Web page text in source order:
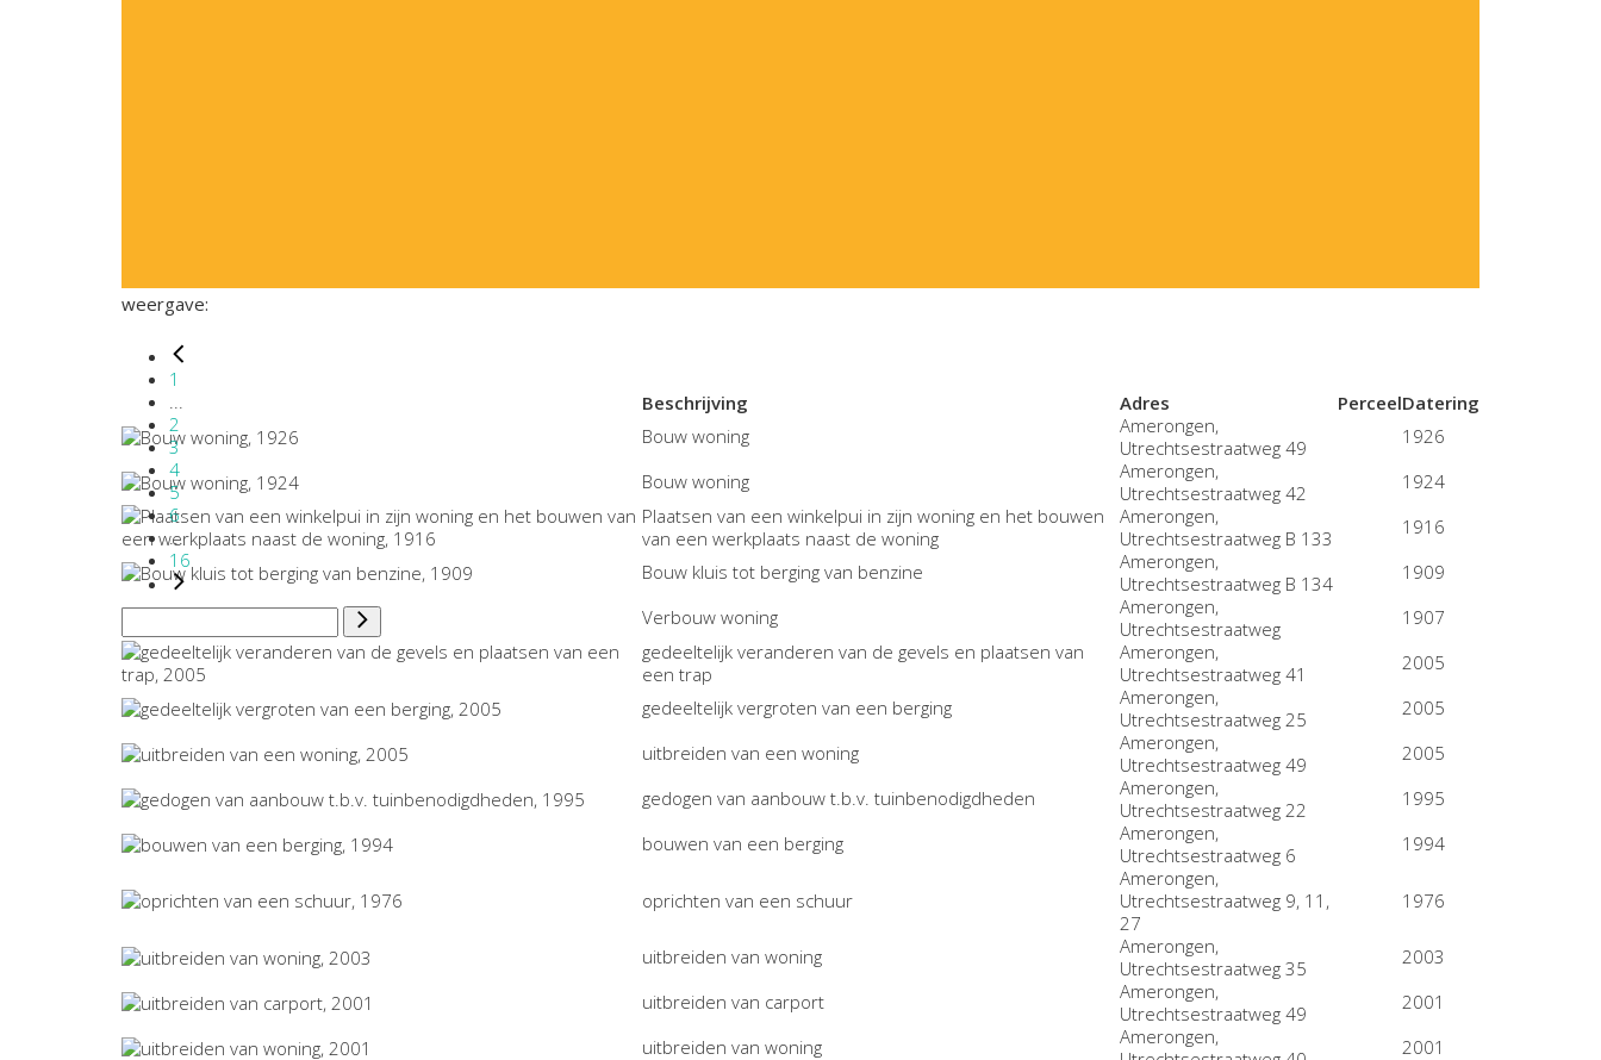
weergave:
1
2
3
4
5
6
...
16
Beschrijving Adres PerceelDatering
Bouw woning
Amerongen,
Utrechtsestraatweg 49
1926
Bouw woning
Amerongen,
Utrechtsestraatweg 42
1924
Plaatsen van een winkelpui in zijn woning en het bouwen
van een werkplaats naast de woning
Amerongen,
Utrechtsestraatweg B 133
1916
Bouw kluis tot berging van benzine
Amerongen,
Utrechtsestraatweg B 134
1909
Verbouw woning
Amerongen,
Utrechtsestraatweg
1907
gedeeltelijk veranderen van de gevels en plaatsen van
een trap
Amerongen,
Utrechtsestraatweg 41
2005
gedeeltelijk vergroten van een berging
Amerongen,
Utrechtsestraatweg 25
2005
uitbreiden van een woning
Amerongen,
Utrechtsestraatweg 49
2005
gedogen van aanbouw t.b.v. tuinbenodigdheden
Amerongen,
Utrechtsestraatweg 22
1995
bouwen van een berging
Amerongen,
Utrechtsestraatweg 6
1994
oprichten van een schuur
Amerongen,
Utrechtsestraatweg 9, 11,
27
1976
uitbreiden van woning
Amerongen,
Utrechtsestraatweg 35
2003
uitbreiden van carport
Amerongen,
Utrechtsestraatweg 49
2001
uitbreiden van woning
Amerongen,
2001